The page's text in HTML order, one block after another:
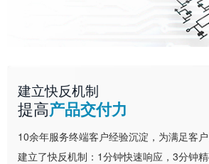
建立快反机制
提高产品交付力
10余年服务终端客户经验沉淀，为满足客
建立了快反机制：1分钟快速响应，3分钟